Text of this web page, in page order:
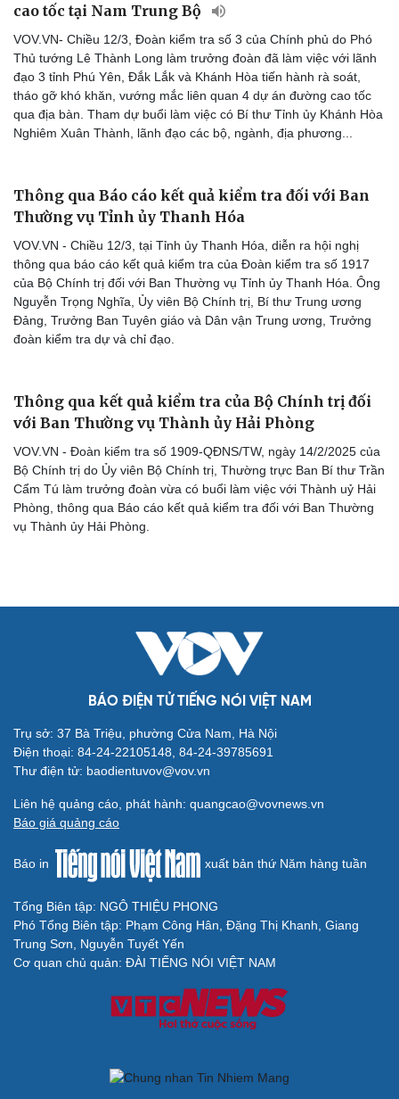
Tư vấn
Săn Tour
check-in
Podcast
Câu chuyện thời sự
Đọc truyện đêm khuya
Cửa sổ tình yêu
cao tốc tại Nam Trung Bộ
VOV.VN- Chiều 12/3, Đoàn kiểm tra số 3 của Chính phủ do Phó
Thủ tướng Lê Thành Long làm trưởng đoàn đã làm việc với lãnh
đạo 3 tỉnh Phú Yên, Đắk Lắk và Khánh Hòa tiến hành rà soát,
tháo gỡ khó khăn, vướng mắc liên quan 4 dự án đường cao tốc
qua địa bàn. Tham dự buổi làm việc có Bí thư Tỉnh ủy Khánh Hòa
Nghiêm Xuân Thành, lãnh đạo các bộ, ngành, địa phương...
Thông qua Báo cáo kết quả kiểm tra đối với Ban
Thường vụ Tỉnh ủy Thanh Hóa
VOV.VN - Chiều 12/3, tại Tỉnh ủy Thanh Hóa, diễn ra hội nghị
thông qua báo cáo kết quả kiểm tra của Đoàn kiểm tra số 1917
của Bộ Chính trị đối với Ban Thường vụ Tỉnh ủy Thanh Hóa. Ông
Nguyễn Trọng Nghĩa, Ủy viên Bộ Chính trị, Bí thư Trung ương
Đảng, Trưởng Ban Tuyên giáo và Dân vận Trung ương, Trưởng
đoàn kiểm tra dự và chỉ đạo.
Thông qua kết quả kiểm tra của Bộ Chính trị đối
với Ban Thường vụ Thành ủy Hải Phòng
VOV.VN - Đoàn kiểm tra số 1909-QĐNS/TW, ngày 14/2/2025 của
Bộ Chính trị do Ủy viên Bộ Chính trị, Thường trực Ban Bí thư Trần
Cẩm Tú làm trưởng đoàn vừa có buổi làm việc với Thành uỷ Hải
Phòng, thông qua Báo cáo kết quả kiểm tra đối với Ban Thường
vụ Thành ủy Hải Phòng.
BÁO ĐIỆN TỬ TIẾNG NÓI VIỆT NAM
Trụ sở: 37 Bà Triệu, phường Cửa Nam, Hà Nội
Điện thoại: 84-24-22105148, 84-24-39785691
Thư điện tử: baodientuvov@vov.vn
Liên hệ quảng cáo, phát hành: quangcao@vovnews.vn
Báo giá quảng cáo
Báo in xuất bản thứ Năm hàng tuần
Tổng Biên tập: NGÔ THIỆU PHONG
Phó Tổng Biên tập: Phạm Công Hân, Đặng Thị Khanh, Giang
Trung Sơn, Nguyễn Tuyết Yến
Cơ quan chủ quản: ĐÀI TIẾNG NÓI VIỆT NAM